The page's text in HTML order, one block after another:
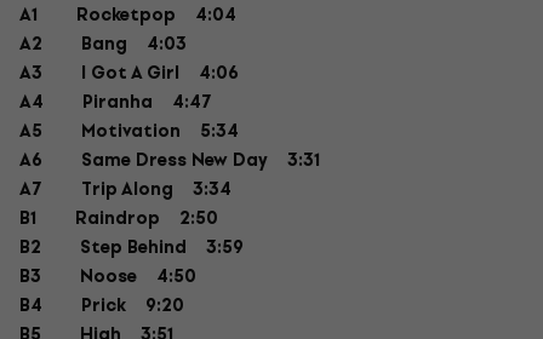
A1 Rocketpop
4:04
A2
Bang
4:03
A3
I Got A Girl
4:06
A4
Piranha
4:47
A5
Motivation
5:34
A6
Same Dress New Day
3:31
A7
Trip Along
3:34
B1
Raindrop
2:50
B2
Step Behind
3:59
B3
Noose
4:50
B4
Prick
9:20